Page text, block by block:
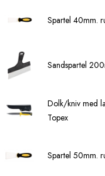
Spartel 40mm.
Sandspartel
Dolk/kniv med
Topex
Spartel 50mm.